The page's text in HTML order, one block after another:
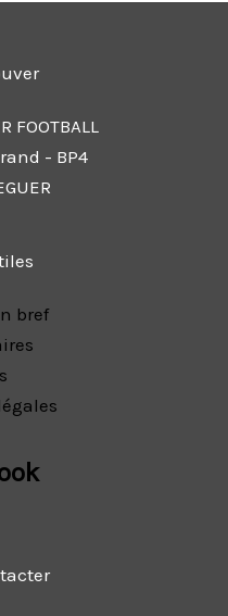
FOOTBALL
- BP4
bref